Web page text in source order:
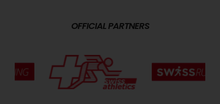
OFFICIAL PARTNERS